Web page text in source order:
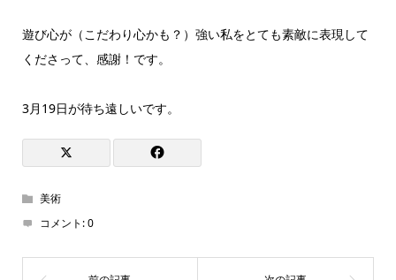
遊び心が（こだわり心かも？）強い私をとても素敵に表現して
くださって、感謝！です。
3月19日が待ち遠しいです。
美術
コメント:0